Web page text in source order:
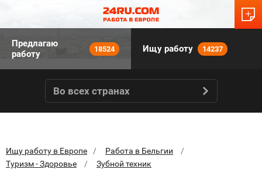
Предлагаю
работу
18524 Ищу работу 14237
Во всех странах
Ищу работу в Европе
Работа в Бельгии
Туризм - Здоровье
Зубной техник